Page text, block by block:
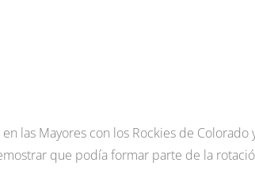
las Mayores con los Rockies de Colorado
que podía formar parte de la